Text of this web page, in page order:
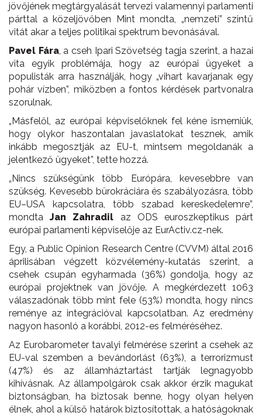
jövőjének megtárgyalását tervezi valamennyi parlamenti
párttal a közeljövőben Mint mondta, „nemzeti” szintű
vitát akar a teljes politikai spektrum bevonásával.
Pavel Fára, a cseh Ipari Szövetség tagja szerint, a hazai
vita egyik problémája, hogy az európai ügyeket a
populisták arra használják, hogy „vihart kavarjanak egy
pohár vízben”, miközben a fontos kérdések partvonalra
szorulnak.
„Másfelől, az európai képviselőknek fel kéne ismerniük,
hogy olykor haszontalan javaslatokat tesznek, amik
inkább megosztják az EU-t, mintsem megoldanák a
jelentkező ügyeket”, tette hozzá.
„Nincs szükségünk több Európára, kevesebbre van
szükség. Kevesebb bürokráciára és szabályozásra, több
EU–USA kapcsolatra, több szabad kereskedelemre”,
mondtaJan Zahradil az ODS euroszkeptikus párt
európai parlamenti képviselője az EurActiv.cz-nek.
Egy, a Public Opinion Research Centre (CVVM) által 2016
áprilisában végzett közvélemény-kutatás szerint, a
csehek csupán egyharmada (36%) gondolja, hogy az
európai projektnek van jövője. A megkérdezett 1063
válaszadónak több mint fele (53%) mondta, hogy nincs
reménye az integrációval kapcsolatban. Az eredmény
nagyon hasonló a korábbi, 2012-es felméréséhez.
Az Eurobarometer tavalyi felmérése szerint a csehek az
EU-val szemben a bevándorlást (63%), a terrorizmust
(47%) és az államháztartást tartják legnagyobb
kihívásnak. Az állampolgárok csak akkor érzik magukat
biztonságban, ha biztosak benne, hogy olyan helyen
élnek, ahol a külső határok biztosítottak, a hatóságoknak